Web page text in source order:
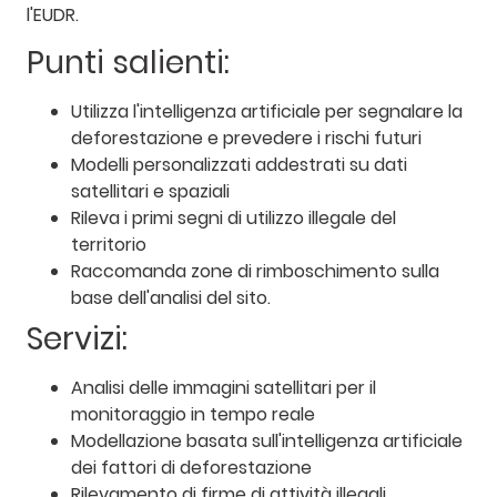
l'EUDR.
Punti salienti:
Utilizza l'intelligenza artificiale per segnalare la
deforestazione e prevedere i rischi futuri
Modelli personalizzati addestrati su dati
satellitari e spaziali
Rileva i primi segni di utilizzo illegale del
territorio
Raccomanda zone di rimboschimento sulla
base dell'analisi del sito.
Servizi:
Analisi delle immagini satellitari per il
monitoraggio in tempo reale
Modellazione basata sull'intelligenza artificiale
dei fattori di deforestazione